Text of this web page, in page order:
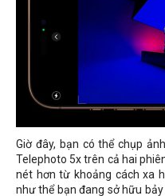
Giờ đây, bạn có thể chụp
Telephoto 5x trên cả hai
nét hơn từ khoảng cách xa
như thể bạn đang sở hữu